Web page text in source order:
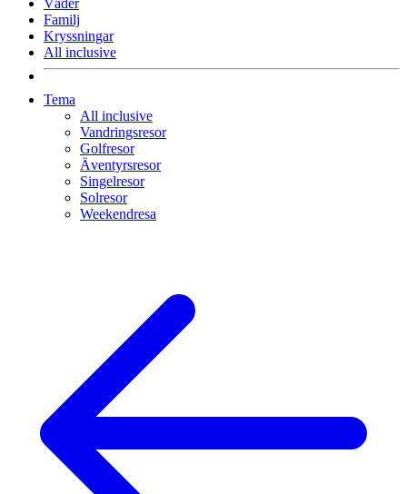
Väder
Familj
Kryssningar
All inclusive
Tema
All inclusive
Vandringsresor
Golfresor
Äventyrsresor
Singelresor
Solresor
Weekendresa